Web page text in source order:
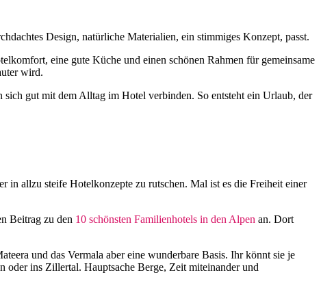
Design, natürliche Materialien, ein stimmiges Konzept, passt.
eine gute Küche und einen schönen Rahmen für gemeinsame
wird.
gut mit dem Alltag im Hotel verbinden. So entsteht ein Urlaub, der
in allzu steife Hotelkonzepte zu rutschen. Mal ist es die Freiheit einer
Beitrag zu den 10 schönsten Familienhotels in den Alpen an. Dort
und das Vermala aber eine wunderbare Basis. Ihr könnt sie je
ins Zillertal. Hauptsache Berge, Zeit miteinander und